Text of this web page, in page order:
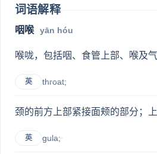
词语解释
咽喉 yān hóu
喉咙，包括咽、食管上部、喉及
英 throat;
颈的前方上部紧接面颊的部分；上
英 gula;